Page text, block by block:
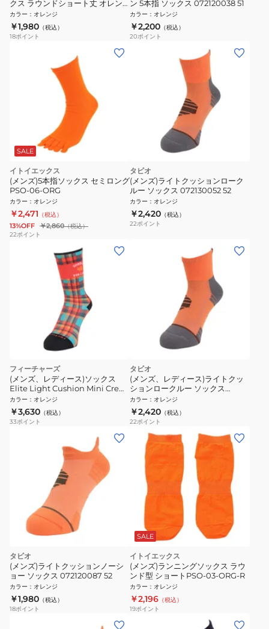
クス ラウンドショート丈 オレン
ジ S-R-SDO-L
カラー ： オレンジ
￥1,980 （税込）
18ポイント
ン 5本指 ソックス 072120038 51
カラー ： オレンジ
￥2,200 （税込）
20ポイント
SALE
イトイエックス
(メンズ)5本指ソックス セミロング
PSO-06-ORG
カラー ： オレンジ
￥2,471 （税込）
13%OFF ￥2,860（税込）
22ポイント
タビオ
(メンズ)ライトクッションローク
ルー ソックス 072130052 52
カラー ： オレンジ
￥2,420 （税込）
22ポイント
フィーチャーズ
(メンズ、レディース)ソックス
Elite Light Cushion Mini Crew
4400040192252
カラー ： オレンジ
￥3,630 （税込）
33ポイント
タビオ
(メンズ、レディース)ライトクッ
ションロークルー ソックス
071130004 52
カラー ： オレンジ
￥2,420 （税込）
22ポイント
タビオ
(メンズ)ライトクッションノーシ
ョー ソックス 072120087 52
カラー ： オレンジ
￥1,980 （税込）
18ポイント
SALE
イトイエックス
(メンズ)ランニングソックス ラウ
ンド型 ショートPSO-03-ORG-R
カラー ： オレンジ
￥2,196 （税込）
19ポイント